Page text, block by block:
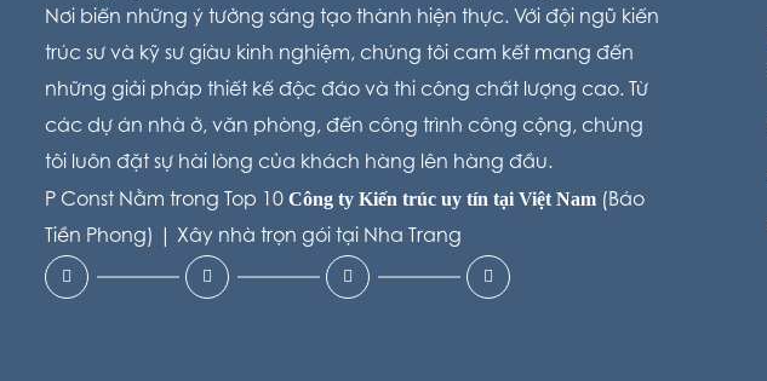
Nơi biến những ý tưởng sáng tạo thành hiện thực. Với đội ngũ kiến
trúc sư và kỹ sư giàu kinh nghiệm, chúng tôi cam kết mang đến
những giải pháp thiết kế độc đáo và thi công chất lượng cao. Từ
các dự án nhà ở, văn phòng, đến công trình công cộng, chúng
tôi luôn đặt sự hài lòng của khách hàng lên hàng đầu.
P Const Nằm trong Top 10 Công ty Kiến trúc uy tín tại Việt Nam (Báo
Tiền Phong) | Xây nhà trọn gói tại Nha Trang